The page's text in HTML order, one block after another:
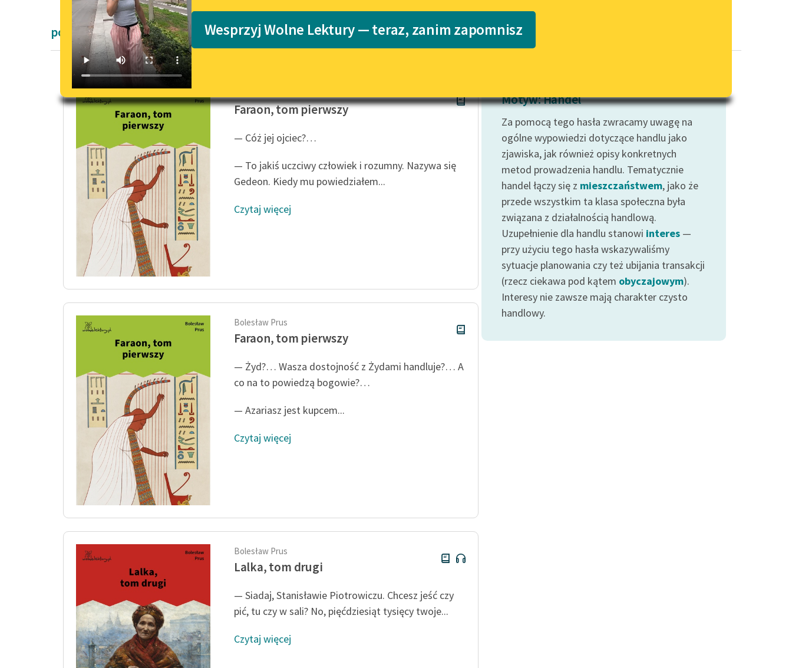
Lektury szkolne i klasyka
literatury do słuchania dla
E-kolekcja lektur szkolnych i
literatury do słuchania dla
uczennic i uczniów z
Popularyzacja skandynawskiej
literatury feministycznej
Katalog
Katalog w formacie PDF
wrażliwych
Deklaracja dostępności
Wesprzyj Wolne Lektury — teraz, zanim zapomnisz
powieści Bolesław Prus
Faraon, tom pierwszy
— Cóż jej ojciec?…
— To jakiś uczciwy człowiek i rozumny. Nazywa się
Gedeon. Kiedy mu powiedziałem...
Czytaj więcej
Bolesław Prus
Faraon, tom pierwszy
— Żyd?… Wasza dostojność z Żydami handluje?… A
co na to powiedzą bogowie?…
— Azariasz jest kupcem...
Czytaj więcej
Bolesław Prus
Lalka, tom drugi
— Siadaj, Stanisławie Piotrowiczu. Chcesz jeść czy
pić, tu czy w sali? No, pięćdziesiąt tysięcy twoje...
Czytaj więcej
Motyw: Handel
Za pomocą tego hasła zwracamy uwagę na
ogólne wypowiedzi dotyczące handlu jako
zjawiska, jak również opisy konkretnych
metod prowadzenia handlu. Tematycznie
handel łączy się z mieszczaństwem, jako że
przede wszystkim ta klasa społeczna była
związana z działalnością handlową.
Uzupełnienie dla handlu stanowi interes —
przy użyciu tego hasła wskazywaliśmy
sytuacje planowania czy też ubijania transakcji
(rzecz ciekawa pod kątem obyczajowym).
Interesy nie zawsze mają charakter czysto
handlowy.